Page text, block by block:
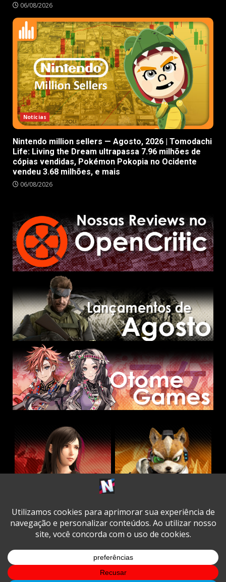
06/08/2026
Notícias
Nintendo million sellers — Agosto, 2026 | Tomodachi
Life: Living the Dream ultrapassa 7.96 milhões de
cópias vendidas, Pokémon Pokopia no Ocidente
vendeu 3.68 milhões, e mais
06/08/2026
TwitterFacebook
Instagram
YoutubeSpotifyCookie
Policy
Copyright © All rights reserved.